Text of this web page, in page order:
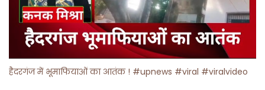
हैदरगंज में भूमाफियाओं का आतंक ! #upnews #viral #viralvideo